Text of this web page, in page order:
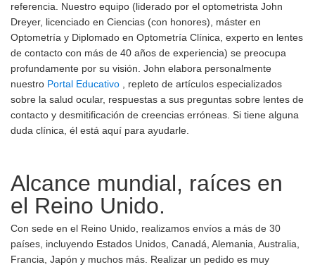
referencia. Nuestro equipo (liderado por el optometrista John
Dreyer, licenciado en Ciencias (con honores), máster en
Optometría y Diplomado en Optometría Clínica, experto en lentes
de contacto con más de 40 años de experiencia) se preocupa
profundamente por su visión. John elabora personalmente
nuestro Portal Educativo , repleto de artículos especializados
sobre la salud ocular, respuestas a sus preguntas sobre lentes de
contacto y desmitificación de creencias erróneas. Si tiene alguna
duda clínica, él está aquí para ayudarle.
Alcance mundial, raíces en
el Reino Unido.
Con sede en el Reino Unido, realizamos envíos a más de 30
países, incluyendo Estados Unidos, Canadá, Alemania, Australia,
Francia, Japón y muchos más. Realizar un pedido es muy